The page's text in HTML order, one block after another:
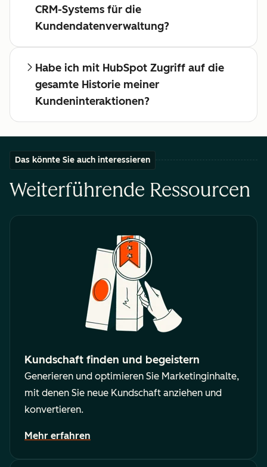
CRM-Systems für die
Kundendatenverwaltung?
Habe ich mit HubSpot Zugriff auf die
gesamte Historie meiner
Kundeninteraktionen?
Das könnte Sie auch interessieren
Weiterführende Ressourcen
Kundschaft finden und begeistern
Generieren und optimieren Sie Marketinginhalte,
mit denen Sie neue Kundschaft anziehen und
konvertieren.
Mehr erfahren